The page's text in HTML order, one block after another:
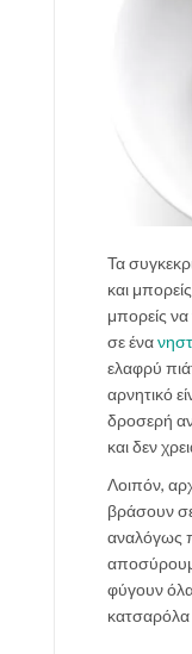
Τα
και
μπορείς
σε ένα
ελαφρύ
αρνητικό
δροσερή
και δεν
Λοιπόν,
βράσουν
αναλόγως
φύγουν
κατσαρόλα